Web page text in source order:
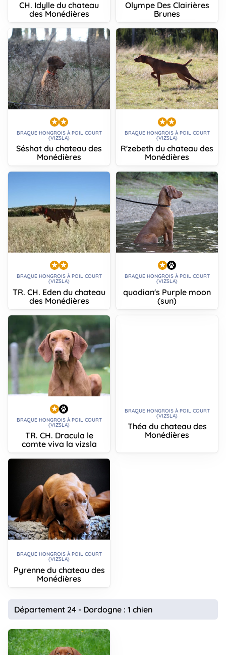
CH. Idylle du chateau
des Monédières
Olympe Des Clairières
Brunes
BRAQUE HONGROIS À POIL COURT
(VIZSLA)
Séshat du chateau des
Monédières
BRAQUE HONGROIS À POIL COURT
(VIZSLA)
R'zebeth du chateau des
Monédières
BRAQUE HONGROIS À POIL COURT
(VIZSLA)
TR. CH. Eden du chateau
des Monédières
BRAQUE HONGROIS À POIL COURT
(VIZSLA)
quodian's Purple moon
(sun)
BRAQUE HONGROIS À POIL COURT
(VIZSLA)
TR. CH. Dracula le
comte viva la vizsla
BRAQUE HONGROIS À POIL COURT
(VIZSLA)
Théa du chateau des
Monédières
BRAQUE HONGROIS À POIL COURT
(VIZSLA)
Pyrenne du chateau des
Monédières
Département 24 - Dordogne : 1 chien